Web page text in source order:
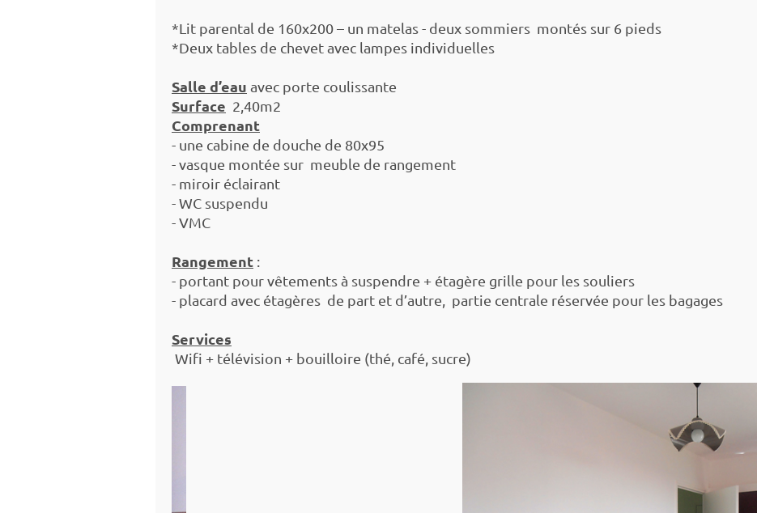
*Lit parental de 160x200 – un matelas - deux sommiers montés sur 6 pieds
*Deux tables de chevet avec lampes individuelles
Salle d’eau avec porte coulissante
Surface 2,40m2
Comprenant
- une cabine de douche de 80x95
- vasque montée sur meuble de rangement
- miroir éclairant
- WC suspendu
- VMC
Rangement :
- portant pour vêtements à suspendre + étagère grille pour les souliers
- placard avec étagères de part et d’autre, partie centrale réservée pour les bagages
Services
Wifi + télévision + bouilloire (thé, café, sucre)